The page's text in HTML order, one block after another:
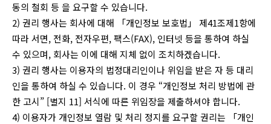
동의 철회 등 을 요구할 수 있습니다.
2) 권리 행사는 회사에 대해 「개인정보 보호법」 제41조제1항에
따라 서면, 전화, 전자우편, 팩스(FAX), 인터넷 등을 통하여 하실
수 있으며, 회사는 이에 대해 지체 없이 조치하겠습니다.
3) 권리 행사는 이용자의 법정대리인이나 위임을 받은 자 등 대리
인을 통하여 하실 수 있습니다. 이 경우 “개인정보 처리 방법에 관
한 고시” [별지 11] 서식에 따른 위임장을 제출하셔야 합니다.
4) 이용자가 개인정보 열람 및 처리 정지를 요구할 권리는 「개인